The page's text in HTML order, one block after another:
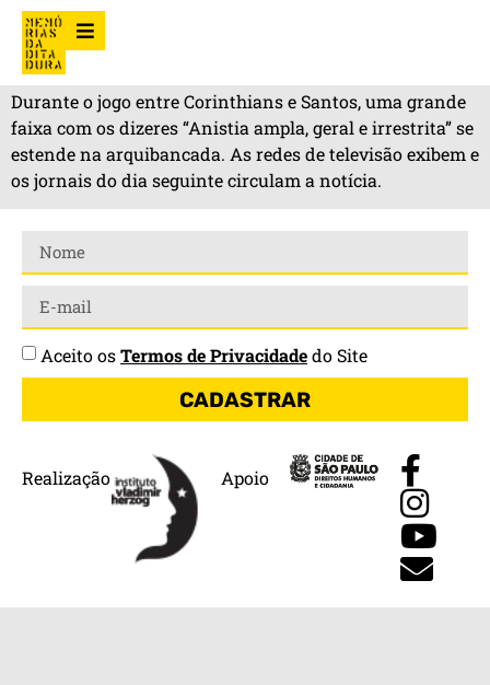
Durante o jogo entre Corinthians e Santos, uma grande
faixa com os dizeres “Anistia ampla, geral e irrestrita” se
estende na arquibancada. As redes de televisão exibem e
os jornais do dia seguinte circulam a notícia.
Realização Apoio
Aceito osTermos de Privacidadedo Site
CADASTRAR